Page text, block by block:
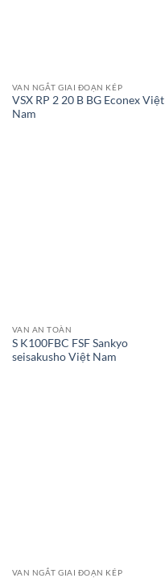
VAN NGẮT GIAI ĐOẠN KÉP
VSX RP 2 20 B BG Econex Việt
Nam
VAN AN TOÀN
S K100FBC FSF Sankyo
seisakusho Việt Nam
VAN NGẮT GIAI ĐOẠN KÉP